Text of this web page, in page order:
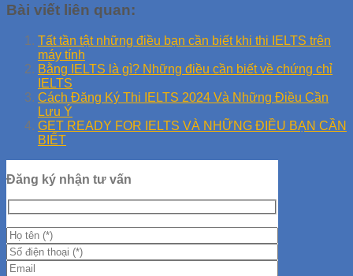
Bài viết liên quan:
Tất tần tật những điều bạn cần biết khi thi IELTS trên
máy tính
Bằng IELTS là gì? Những điều cần biết về chứng chỉ
IELTS
Cách Đăng Ký Thi IELTS 2024 Và Những Điều Cần
Lưu Ý
GET READY FOR IELTS VÀ NHỮNG ĐIỀU BẠN CẦN
BIẾT
Đăng ký nhận tư vấn